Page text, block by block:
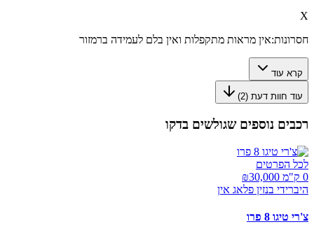
X
חסרונות:אין מראות מתקפלות ואין בלם לעמידה ברמזור
קרא עוד
עוד חוות דעת (2
)
רכבים נוספים שגולשים בדקו
לכל הפרטים
0 ק"מ ₪
30,000
היברידי בנזין פלאג אין
צ'רי טיגו 8 פרו